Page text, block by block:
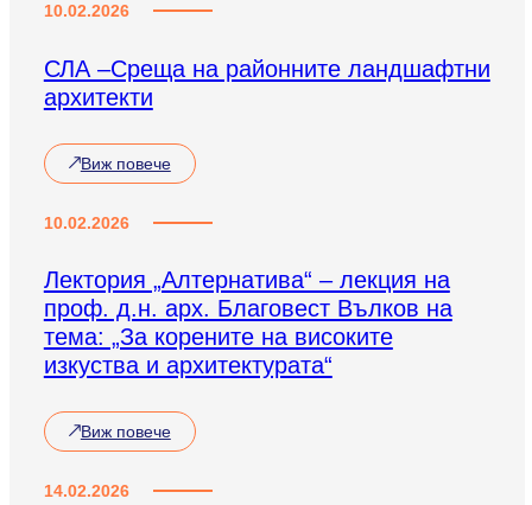
10.02.2026
СЛА –Среща на районните ландшафтни
архитекти
Виж повече
10.02.2026
Лектория „Алтернатива“ – лекция на
проф. д.н. арх. Благовест Вълков на
тема: „За корените на високите
изкуства и архитектурата“
Виж повече
14.02.2026